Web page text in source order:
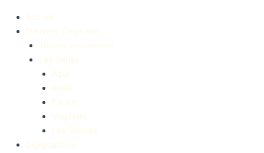
Accueil
Oeuvres Originales
Toutes les oeuvres
Les Séries
Azur
Rêve
Faune
Végétale
Les Scenes
Digigraphies